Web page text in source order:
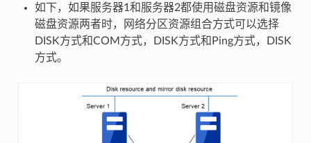
如下，如果服务器1和服务器2都使用磁盘资源和镜像
磁盘资源两者时，网络分区资源组合方式可以选择
DISK方式和COM方式，DISK方式和Ping方式，DISK
方式。